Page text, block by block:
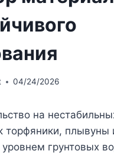
04/24/2026
на
торфяники, плывуны
грунтовых